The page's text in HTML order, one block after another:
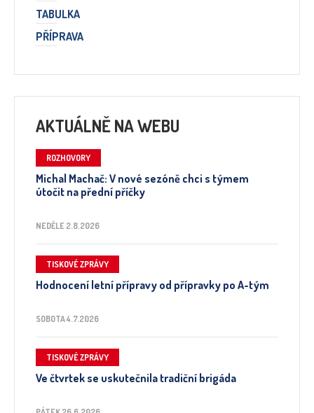
TABULKA
PŘÍPRAVA
AKTUÁLNĚ NA WEBU
ROZHOVORY
Michal Machač: V nové sezóně chci s týmem
útočit na přední příčky
NEDĚLE 2.8.2026
TISKOVÉ ZPRÁVY
Hodnocení letní přípravy od přípravky po A-tým
SOBOTA 4.7.2026
TISKOVÉ ZPRÁVY
Ve čtvrtek se uskutečnila tradiční brigáda